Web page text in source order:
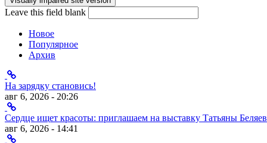
Leave this field blank
Новое
Популярное
Архив
На зарядку становись!
авг 6, 2026 - 20:26
Сердце ищет красоты: приглашаем на выставку Татьяны
авг 6, 2026 - 14:41